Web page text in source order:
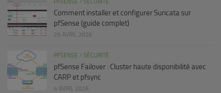
PFSENSE / SÉCURITÉ
Comment installer et configurer Suricata sur
pfSense (guide complet)
29 AVRIL 2026
PFSENSE / SÉCURITÉ
pfSense Failover : Cluster haute disponibilité avec
CARP et pfsync
4 AVRIL 2026